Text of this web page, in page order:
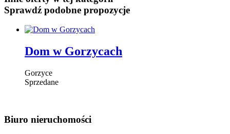
Sprawdź podobne propozycje
Dom w Gorzycach
Gorzyce
Sprzedane
Biuro nieruchomości